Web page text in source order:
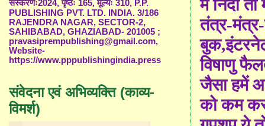
में निंदा
तंत्र-
बुक,
विषाणु
जैसा हमें
को कम कर
संस्करणः2024, पृष्ठः 165, मूल्यः 310, P.P.
PUBLISHING PVT. LTD. INDIA. 3/186
RAJENDRA NAGAR, SECTOR-2,
SAHIBABAD, GHAZIABAD- 201005 ;
pravasiprempublishing@gmail.com,
Website-
https://www.pppublishingindia.press
संवेदना एवं अभिव्यक्ति (काव्य-
विमर्श)